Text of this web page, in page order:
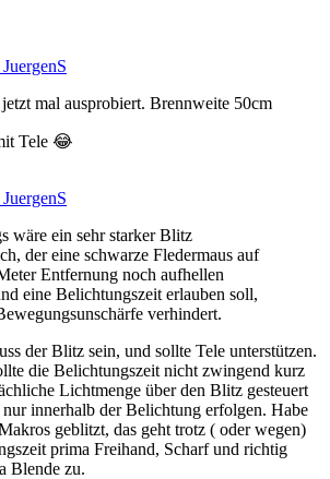
mal ausprobiert. Brennweite 50cm
Tele 😂
wäre ein sehr starker Blitz
der eine schwarze Fledermaus auf
Entfernung noch aufhellen
eine Belichtungszeit erlauben soll,
verhindert.
der Blitz sein, und sollte Tele unterstützen.
die Belichtungszeit nicht zwingend kurz
Lichtmenge über den Blitz gesteuert
innerhalb der Belichtung erfolgen. Habe
geblitzt, das geht trotz ( oder wegen)
prima Freihand, Scharf und richtig
Blende zu.